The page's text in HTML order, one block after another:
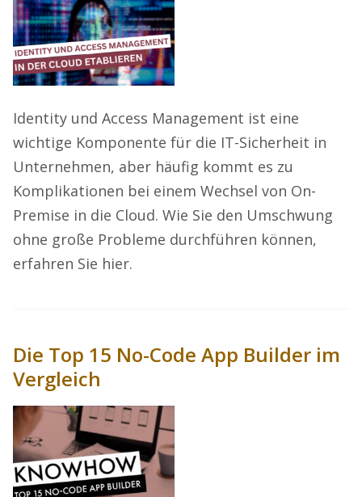
Identity und Access Management ist eine
wichtige Komponente für die IT-Sicherheit in
Unternehmen, aber häufig kommt es zu
Komplikationen bei einem Wechsel von On-
Premise in die Cloud. Wie Sie den Umschwung
ohne große Probleme durchführen können,
erfahren Sie hier.
Die Top 15 No-Code App Builder im
Vergleich